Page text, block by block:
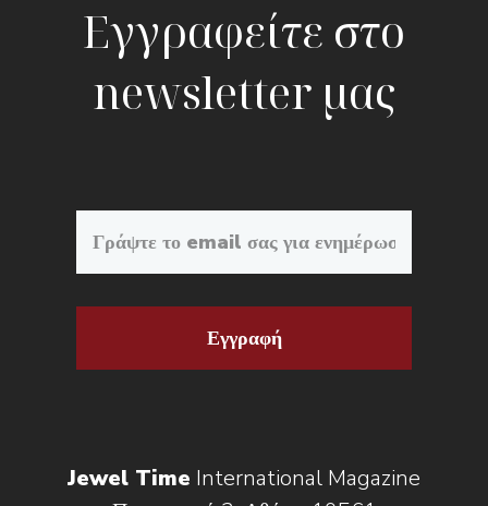
Εγγραφείτε στο
newsletter μας
Εγγραφή
Jewel Time International Magazine